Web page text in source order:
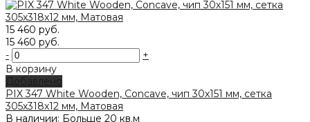
15 460 руб.
15 460 руб.
-
+
В корзину
Добавлено
PIX 347 White Wooden, Concave, чип 30х151 мм, сетка
305х318х12 мм, Матовая
В наличии: Больше 20 кв.м